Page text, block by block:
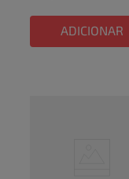
ADICIONAR